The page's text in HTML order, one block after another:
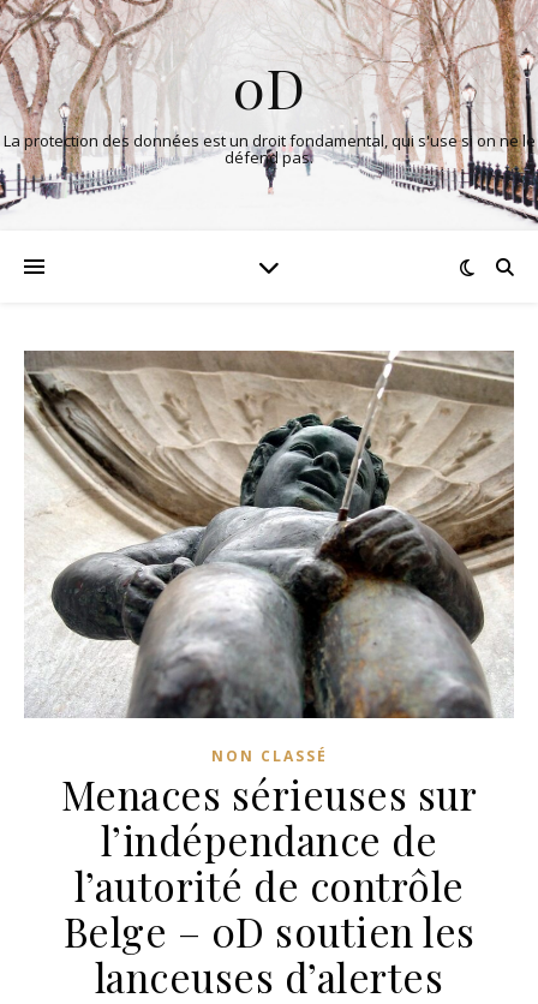
0D
La protection des données est un droit fondamental, qui s'use si on ne le
défend pas.
NON CLASSÉ
Menaces sérieuses sur
l’indépendance de
l’autorité de contrôle
Belge – 0D soutien les
lanceuses d’alertes